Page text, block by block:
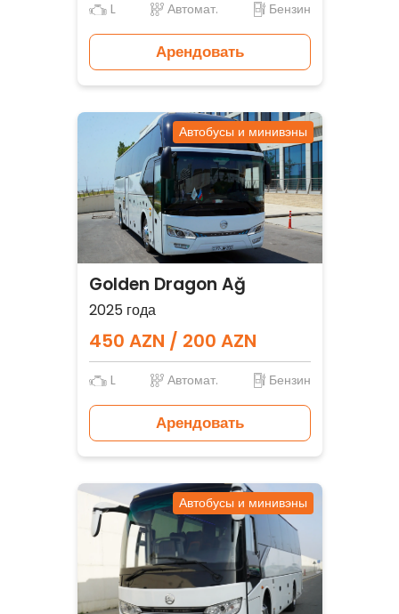
L Автомат. Бензин
Арендовать
Автобусы и минивэны
Golden Dragon Ağ
2025 года
450 AZN / 200 AZN
L Автомат. Бензин
Арендовать
Автобусы и минивэны